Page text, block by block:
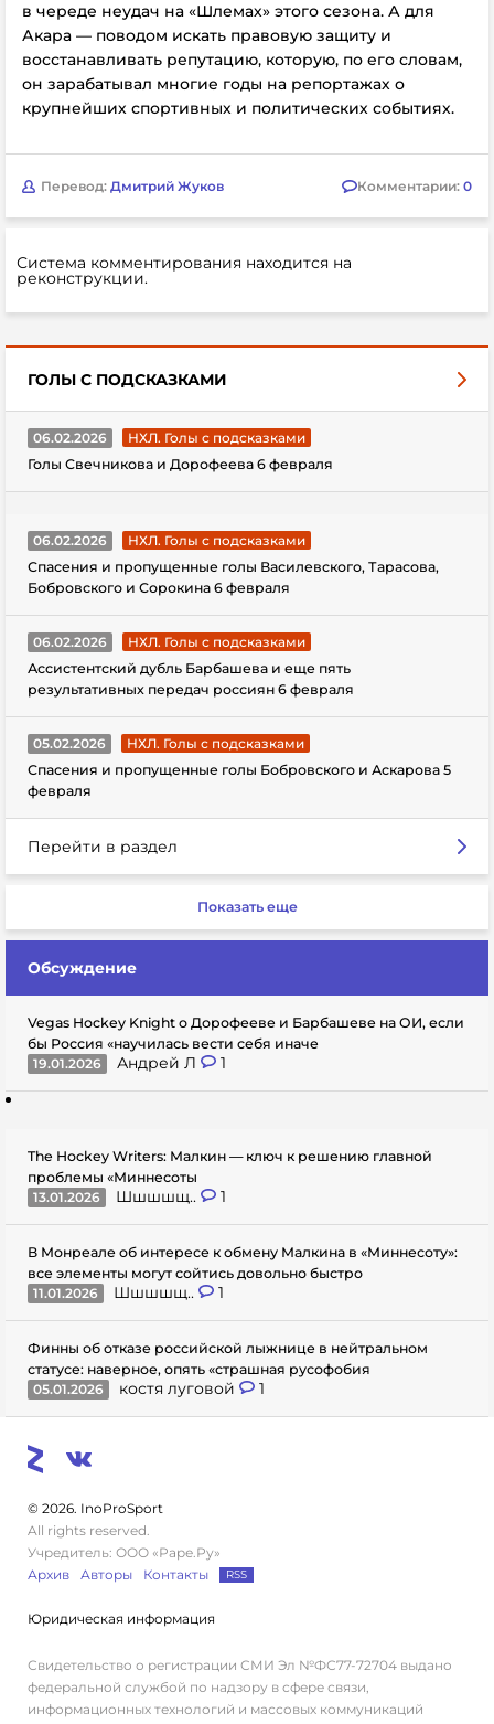
в череде неудач на «Шлемах» этого сезона. А для
Акара — поводом искать правовую защиту и
восстанавливать репутацию, которую, по его словам,
он зарабатывал многие годы на репортажах о
крупнейших спортивных и политических событиях.
Перевод: Дмитрий Жуков Комментарии: 0
Система комментирования находится на
реконструкции.
ГОЛЫ С ПОДСКАЗКАМИ
06.02.2026
НХЛ. Голы с подсказками
Голы Свечникова и Дорофеева 6 февраля
06.02.2026
НХЛ. Голы с подсказками
Спасения и пропущенные голы Василевского, Тарасова,
Бобровского и Сорокина 6 февраля
06.02.2026
НХЛ. Голы с подсказками
Ассистентский дубль Барбашева и еще пять
результативных передач россиян 6 февраля
05.02.2026
НХЛ. Голы с подсказками
Спасения и пропущенные голы Бобровского и Аскарова 5
февраля
Перейти в раздел
Показать еще
Обсуждение
Vegas Hockey Knight о Дорофееве и Барбашеве на ОИ, если
бы Россия «научилась вести себя иначе
19.01.2026
Андрей Л 1
The Hockey Writers: Малкин — ключ к решению главной
проблемы «Миннесоты
13.01.2026
Шшшшщ.. 1
В Монреале об интересе к обмену Малкина в «Миннесоту»:
все элементы могут сойтись довольно быстро
11.01.2026
Шшшшщ.. 1
Финны об отказе российской лыжнице в нейтральном
статусе: наверное, опять «страшная русофобия
05.01.2026
костя луговой 1
© 2026. InoProSport
All rights reserved.
Учредитель: ООО «Раре.Ру»
Архив
Авторы Контакты RSS
Юридическая информация
Свидетельство о регистрации СМИ Эл №ФС77-72704 выдано
федеральной службой по надзору в сфере связи,
информационных технологий и массовых коммуникаций